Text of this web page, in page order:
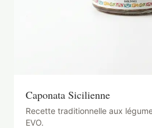
Caponata Sicilienne
Recette traditionnelle aux
EVO.